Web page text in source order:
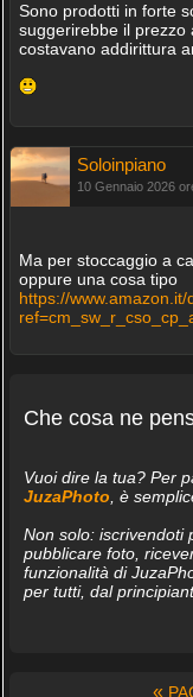
Sono prodotti in forte
suggerirebbe il prezzo
costavano addirittura
Soloinpiano
10 Gennaio 2026
Ma per stoccaggio a
oppure una cosa tipo
https://
Che cosa ne
Vuoi dire la tua? Per
JuzaPhoto , è
Non solo: iscrivendoti
pubblicare foto,
funzionalità di
per tutti, dal
«